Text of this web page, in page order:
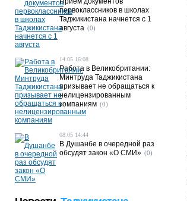
первоклассников в школах
Таджикистана начнется с 1
августа (0)
14.05 16:08
Работа в Великобритании:
Минтруда Таджикистана
призывает не обращаться к
нелицензированным
компаниям (0)
08.05 14:44
В Душанбе в очередной раз
обсудят закон «О СМИ» (0)